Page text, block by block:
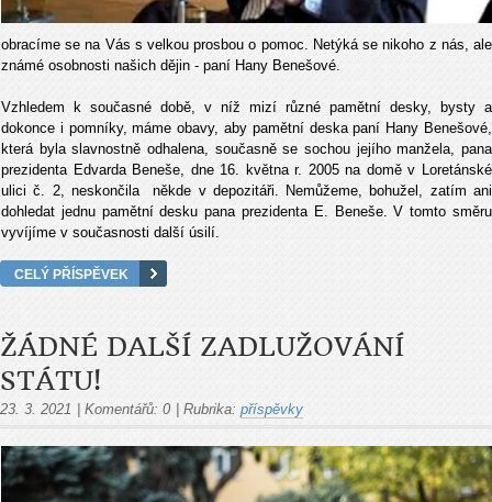
obracíme se na Vás s velkou prosbou o pomoc. Netýká se nikoho z nás, ale
známé osobnosti našich dějin - paní Hany Benešové.
Vzhledem k současné době, v níž mizí různé pamětní desky, bysty a
dokonce i pomníky, máme obavy, aby pamětní deska paní Hany Benešové,
která byla slavnostně odhalena, současně se sochou jejího manžela, pana
prezidenta Edvarda Beneše, dne 16. května r. 2005 na domě v Loretánské
ulici č. 2, neskončila někde v depozitáři. Nemůžeme, bohužel, zatím ani
dohledat jednu pamětní desku pana prezidenta E. Beneše. V tomto směru
vyvíjíme v současnosti další úsilí.
CELÝ PŘÍSPĚVEK
ŽÁDNÉ DALŠÍ ZADLUŽOVÁNÍ
STÁTU!
23. 3. 2021 | Komentářů: 0 | Rubrika: příspěvky